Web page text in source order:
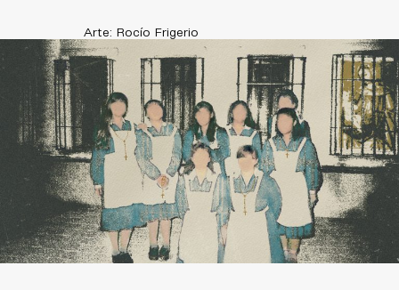
Arte: Rocío Frigerio